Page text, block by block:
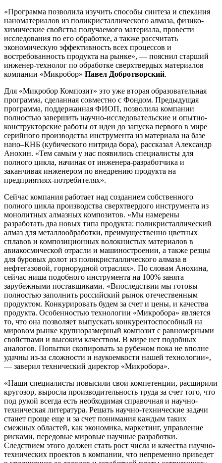
«Программа позволила изучить способы синтеза и спекания
наноматериалов из поликристаллического алмаза, физико-
химические свойства получаемого материала, провести
исследования по его обработке, а также рассчитать
экономическую эффективность всех процессов и
востребованность продукта на рынке», — пояснил старший
инженер-технолог по обработке сверхтвердых материалов
компании «Микробор» Павел Добротворский.
Для «Микробор Композит» это уже вторая образовательная
программа, сделанная совместно с Фондом. Предыдущая
программа, поддержанная ФИОП, позволила компании
полностью завершить научно-исследовательские и опытно-
конструкторские работы от идеи до запуска первого в мире
серийного производства инструмента из материала на базе
нано–КНБ (кубического нитрида бора), рассказал Александр
Анохин. «Тем самым у нас появились специалисты для
полного цикла, начиная от инженера-разработчика и
заканчивая инженером по внедрению продукта на
предприятиях-потребителях».
Сейчас компания работает над созданием собственного
полного цикла производства сверхтвердого инструмента из
монолитных алмазных композитов. «Мы намерены
разработать два новых типа продукта: поликристаллический
алмаз для металлообработки, преимущественно цветных
сплавов и композиционных волокнистых материалов в
авиакосмической отрасли и машиностроении, а также резцы
для буровых долот из поликристаллического алмаза в
нефтегазовой, горнорудной отраслях». По словам Анохина,
сейчас ниша подобного инструмента на 100% занята
зарубежными поставщиками. «Впоследствии мы готовы
полностью заполнить российский рынок отечественным
продуктом. Конкурировать будем за счет и цены, и качества
продукта. Особенностью технологии «Микробора» является
то, что она позволяет выпускать конкурентоспособный на
мировом рынке крупноразмерный композит с равномерными
свойствами и высоким качеством. В мире нет подобных
аналогов. Попытки скопировать за рубежом пока не вполне
удачны из-за сложности и наукоемкости нашей технологии»,
— заверил технический директор «Микробора».
«Наши специалисты повысили свои компетенции, расширили
кругозор, выросла производительность труда за счет того, что
под рукой всегда есть необходимая справочная и научно-
техническая литература. Решать научно-технические задачи
станет проще еще и за счет понимания каждым таких
смежных областей, как экономика, маркетинг, управление
рисками, передовые мировые научные разработки.
Следствием этого должен стать рост числа и качества научно-
технических проектов в компании, что непременно приведет